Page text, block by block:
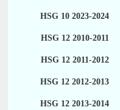
HSG 10 2023-2024
HSG 12 2010-2011
HSG 12 2011-2012
HSG 12 2012-2013
HSG 12 2013-2014